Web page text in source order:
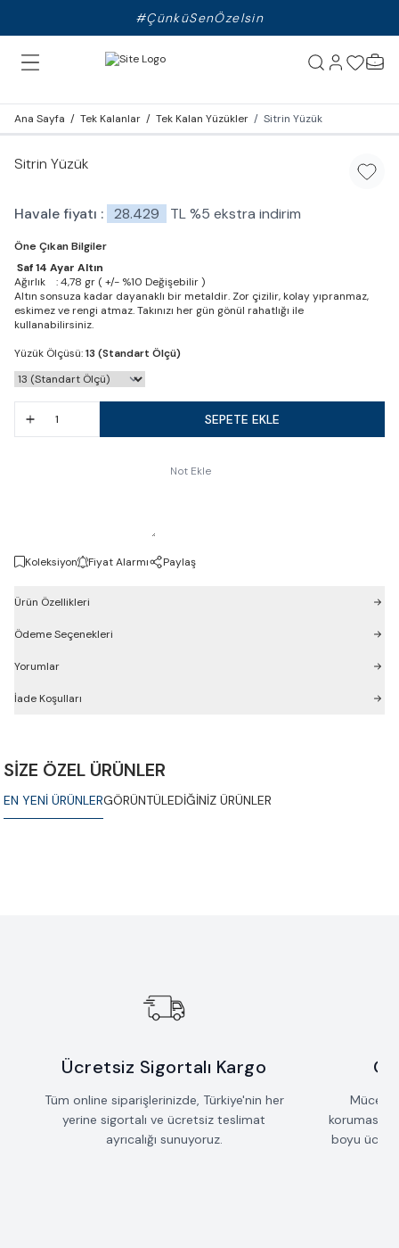
#ÇünküSenÖzelsin
Ana Sayfa / Tek Kalanlar / Tek Kalan Yüzükler / Sitrin Yüzük
Sitrin Yüzük
Havale fiyatı : 28.429 TL%5 ekstra indirim
Öne Çıkan Bilgiler
Saf 14 Ayar Altın
Ağırlık : 4,78 gr ( +/- %10 Değişebilir )
Altın sonsuza kadar dayanaklı bir metaldir. Zor çizilir, kolay yıpranmaz,
eskimez ve rengi atmaz. Takınızı her gün gönül rahatlığı ile
kullanabilirsiniz.
Yüzük Ölçüsü:13 (Standart Ölçü)
SEPETE EKLE
Not Ekle
Koleksiyon Fiyat Alarmı Paylaş
Ürün Özellikleri
Ödeme Seçenekleri
Yorumlar
İade Koşulları
SİZE ÖZEL ÜRÜNLER
EN YENİ ÜRÜNLERGÖRÜNTÜLEDİĞİNİZ ÜRÜNLER
Ücretsiz Sigortalı Kargo
Tüm online siparişlerinizde, Türkiye'nin her
yerine sigortalı ve ücretsiz teslimat
ayrıcalığı sunuyoruz.
koruması
boyu